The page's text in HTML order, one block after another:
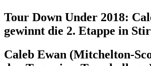
Tour Down Under 2018:
gewinnt die 2. Etappe in
Caleb Ewan (Mitchelton-